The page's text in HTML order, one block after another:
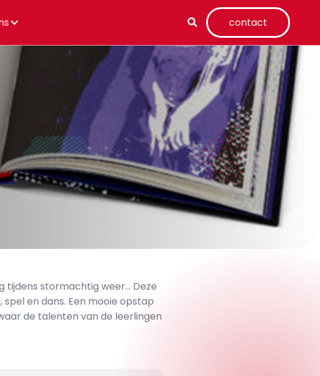
contact
tijdens stormachtig weer… Deze
en dans. Een mooie opstap
de talenten van de leerlingen